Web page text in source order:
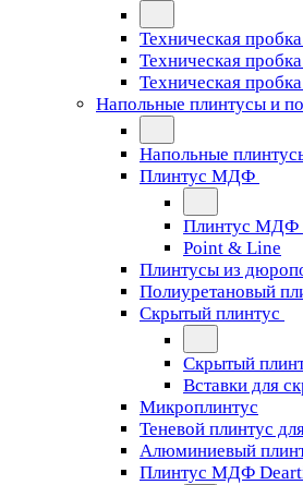
Техническая пробка
Техническая
Техническая
Напольные плинтусы и
Напольные
Плинтус МДФ
Плинтус МДФ
Point & Line
Плинтусы из
Полиуретановый
Скрытый плинтус
Скрытый
Вставки для
Микроплинтус
Теневой плинтус
Алюминиевый
Плинтус МДФ